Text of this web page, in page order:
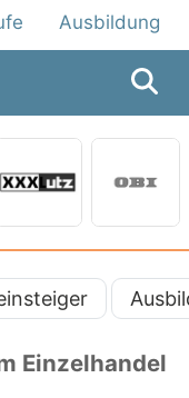
Ausbildung
Einzelhandel